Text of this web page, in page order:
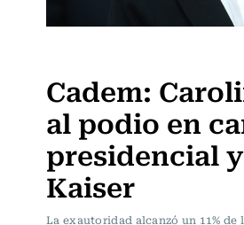
Cadem:
al podio en
presidencial
Kaiser
La exautoridad alcanzó un 11%